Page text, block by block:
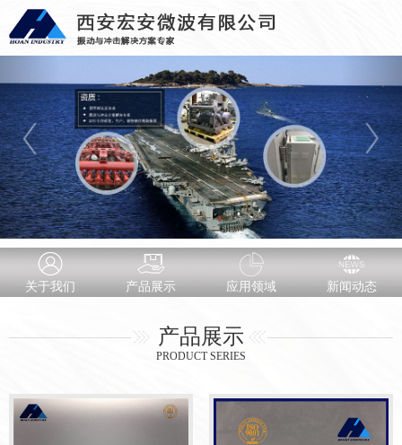
关于我们 产品展示 应用领域 新闻动态
产品展示
PRODUCT SERIES